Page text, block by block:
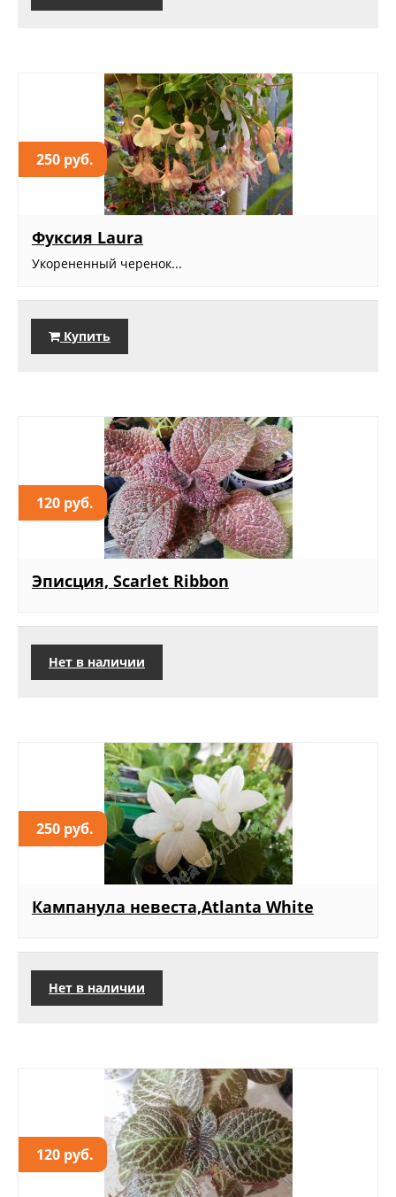
250 руб.
Фуксия Laura
Укорененный черенок...
Купить
120 руб.
Эписция, Scarlet Ribbon
Нет в наличии
250 руб.
Кампанула невеста,Atlanta White
Нет в наличии
120 руб.